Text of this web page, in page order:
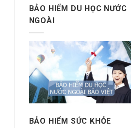
BẢO HIỂM DU HỌC NƯỚC
NGOÀI
BẢO HIỂM SỨC KHỎE